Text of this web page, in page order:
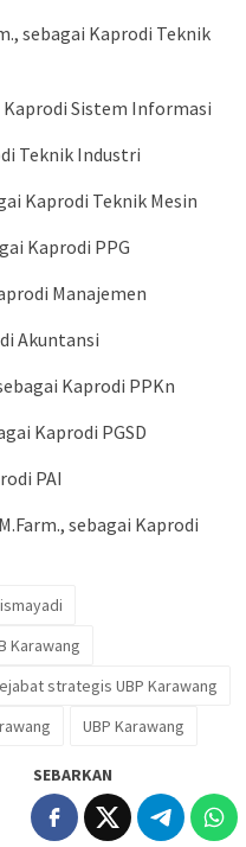
sebagai Kaprodi Teknik
Kaprodi Sistem Informasi
Teknik Industri
Kaprodi Teknik Mesin
Kaprodi PPG
Manajemen
Akuntansi
Kaprodi PPKn
Kaprodi PGSD
PAI
sebagai Kaprodi
Karawang
strategis UBP Karawang
UBP Karawang
SEBARKAN